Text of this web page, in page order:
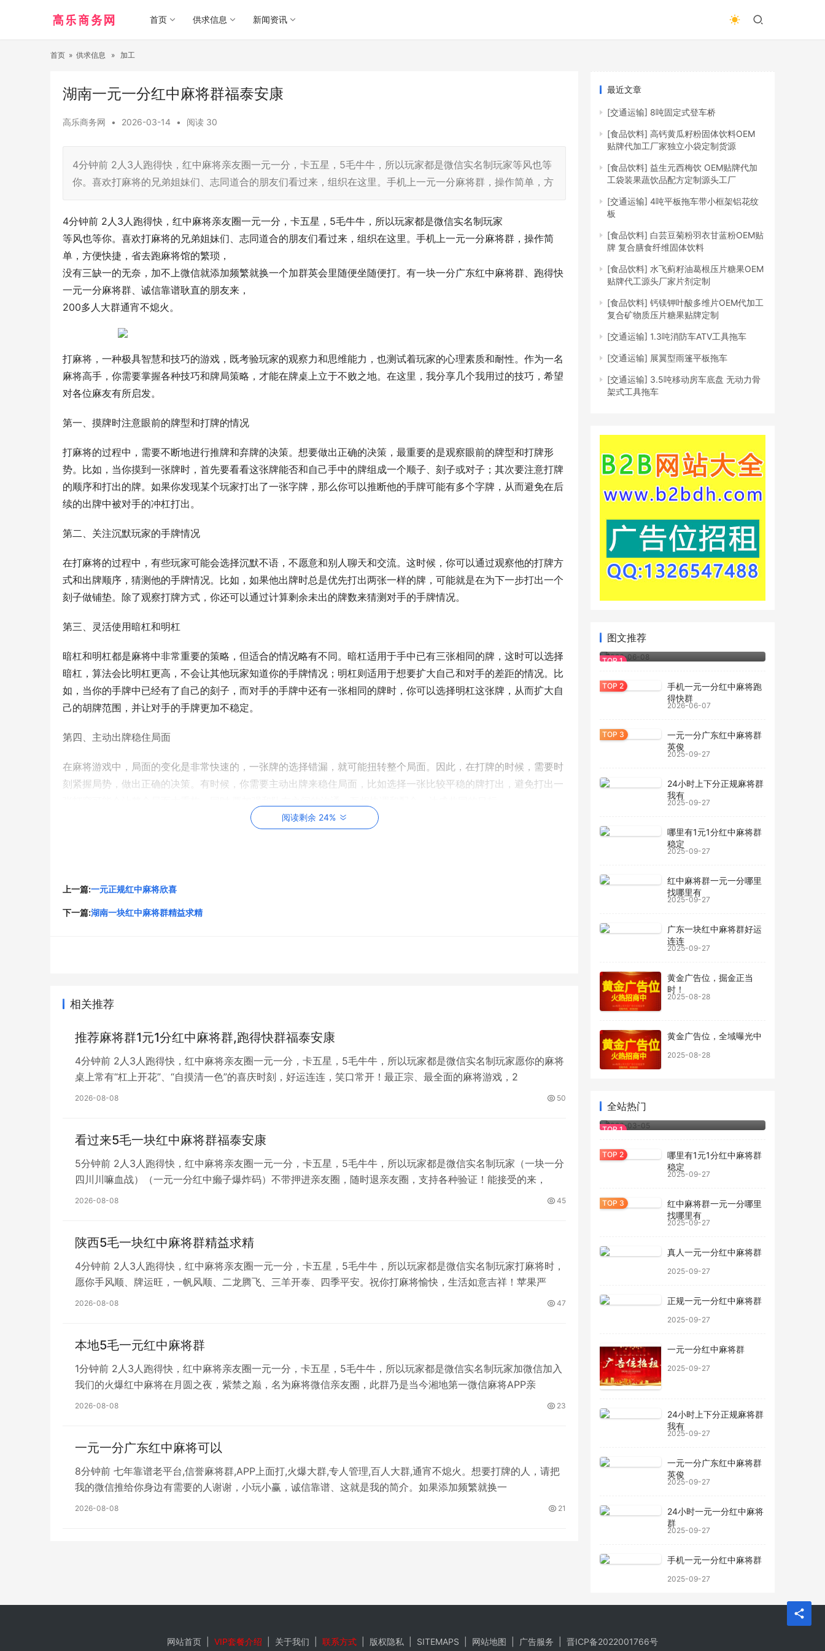
首页 供求信息 新闻资讯
首页 » 供求信息 » 加工
湖南一元一分红中麻将群福泰安康
高乐商务网 • 2026-03-14 • 阅读 30
4分钟前 2人3人跑得快，红中麻将亲友圈一元一分，卡五星，5毛牛牛，所以玩家都是微信实名制玩家等风也等
你。喜欢打麻将的兄弟姐妹们、志同道合的朋友们看过来，组织在这里。手机上一元一分麻将群，操作简单，方
4分钟前 2人3人跑得快，红中麻将亲友圈一元一分，卡五星，5毛牛牛，所以玩家都是微信实名制玩家
等风也等你。喜欢打麻将的兄弟姐妹们、志同道合的朋友们看过来，组织在这里。手机上一元一分麻将群，操作简
单，方便快捷，省去跑麻将馆的繁琐，
没有三缺一的无奈，加不上微信就添加频繁就换一个加群英会里随便坐随便打。有一块一分广东红中麻将群、跑得快
一元一分麻将群、诚信靠谱耿直的朋友来，
200多人大群通宵不熄火。
打麻将，一种极具智慧和技巧的游戏，既考验玩家的观察力和思维能力，也测试着玩家的心理素质和耐性。作为一名
麻将高手，你需要掌握各种技巧和牌局策略，才能在牌桌上立于不败之地。在这里，我分享几个我用过的技巧，希望
对各位麻友有所启发。
第一、摸牌时注意眼前的牌型和打牌的情况
打麻将的过程中，需要不断地进行推牌和弃牌的决策。想要做出正确的决策，最重要的是观察眼前的牌型和打牌形
势。比如，当你摸到一张牌时，首先要看看这张牌能否和自己手中的牌组成一个顺子、刻子或对子；其次要注意打牌
的顺序和打出的牌。如果你发现某个玩家打出了一张字牌，那么你可以推断他的手牌可能有多个字牌，从而避免在后
续的出牌中被对手的冲杠打出。
第二、关注沉默玩家的手牌情况
在打麻将的过程中，有些玩家可能会选择沉默不语，不愿意和别人聊天和交流。这时候，你可以通过观察他的打牌方
式和出牌顺序，猜测他的手牌情况。比如，如果他出牌时总是优先打出两张一样的牌，可能就是在为下一步打出一个
刻子做铺垫。除了观察打牌方式，你还可以通过计算剩余未出的牌数来猜测对手的手牌情况。
第三、灵活使用暗杠和明杠
暗杠和明杠都是麻将中非常重要的策略，但适合的情况略有不同。暗杠适用于手中已有三张相同的牌，这时可以选择
暗杠，算法会比明杠更高，不会让其他玩家知道你的手牌情况；明杠则适用于想要扩大自己和对手的差距的情况。比
如，当你的手牌中已经有了自己的刻子，而对手的手牌中还有一张相同的牌时，你可以选择明杠这张牌，从而扩大自
己的胡牌范围，并让对手的手牌更加不稳定。
第四、主动出牌稳住局面
在麻将游戏中，局面的变化是非常快速的，一张牌的选择错漏，就可能扭转整个局面。因此，在打牌的时候，需要时
刻紧握局势，做出正确的决策。有时候，你需要主动出牌来稳住局面，比如选择一张比较平稳的牌打出，避免打出一
桌环境和战术策略。
原文链接：http://www.gglsw.cn/news/7042.html
阅读剩余 24%
上一篇:一元正规红中麻将欣喜
下一篇:湖南一块红中麻将群精益求精
相关推荐
推荐麻将群1元1分红中麻将群,跑得快群福泰安康
4分钟前 2人3人跑得快，红中麻将亲友圈一元一分，卡五星，5毛牛牛，所以玩家都是微信实名制玩家愿你的麻将
桌上常有“杠上开花”、“自摸清一色”的喜庆时刻，好运连连，笑口常开！最正宗、最全面的麻将游戏，2
2026-08-08 50
看过来5毛一块红中麻将群福泰安康
5分钟前 2人3人跑得快，红中麻将亲友圈一元一分，卡五星，5毛牛牛，所以玩家都是微信实名制玩家（一块一分
四川川嘛血战）（一元一分红中癞子爆炸码）不带押进亲友圈，随时退亲友圈，支持各种验证！能接受的来，
2026-08-08 45
陕西5毛一块红中麻将群精益求精
4分钟前 2人3人跑得快，红中麻将亲友圈一元一分，卡五星，5毛牛牛，所以玩家都是微信实名制玩家打麻将时，
愿你手风顺、牌运旺，一帆风顺、二龙腾飞、三羊开泰、四季平安。祝你打麻将愉快，生活如意吉祥！苹果严
2026-08-08 47
本地5毛一元红中麻将群
1分钟前 2人3人跑得快，红中麻将亲友圈一元一分，卡五星，5毛牛牛，所以玩家都是微信实名制玩家加微信加入
我们的火爆红中麻将在月圆之夜，紫禁之巅，名为麻将微信亲友圈，此群乃是当今湘地第一微信麻将APP亲
2026-08-08 23
一元一分广东红中麻将可以
8分钟前 七年靠谱老平台,信誉麻将群,APP上面打,火爆大群,专人管理,百人大群,通宵不熄火。想要打牌的人，请把
我的微信推给你身边有需要的人谢谢，小玩小赢，诚信靠谱、这就是我的简介。如果添加频繁就换一
2026-08-08 21
最近文章
[交通运输] 8吨固定式登车桥
[食品饮料] 高钙黄瓜籽粉固体饮料OEM
贴牌代加工厂家独立小袋定制货源
[食品饮料] 益生元西梅饮 OEM贴牌代加
工袋装果蔬饮品配方定制源头工厂
[交通运输] 4吨平板拖车带小框架铝花纹
板
[食品饮料] 白芸豆菊粉羽衣甘蓝粉OEM贴
牌 复合膳食纤维固体饮料
[食品饮料] 水飞蓟籽油葛根压片糖果OEM
贴牌代工源头厂家片剂定制
[食品饮料] 钙镁钾叶酸多维片OEM代加工
复合矿物质压片糖果贴牌定制
[交通运输] 1.3吨消防车ATV工具拖车
[交通运输] 展翼型雨篷平板拖车
[交通运输] 3.5吨移动房车底盘 无动力骨
架式工具拖车
图文推荐
2026玩家经验：一元一分红中麻将怎么
玩.bilibili
2026-06-08
手机一元一分红中麻将跑
得快群
2026-06-07
一元一分广东红中麻将群
英俊
2025-09-27
24小时上下分正规麻将群
我有
2025-09-27
哪里有1元1分红中麻将群
稳定
2025-09-27
红中麻将群一元一分哪里
找哪里有
2025-09-27
广东一块红中麻将群好运
连连
2025-09-27
黄金广告位，掘金正当
时！
2025-08-28
黄金广告位，全域曝光中
2025-08-28
全站热门
家居灯具干燥剂 吊灯壁灯室内照明设备
2026-03-05
哪里有1元1分红中麻将群
稳定
2025-09-27
红中麻将群一元一分哪里
找哪里有
2025-09-27
真人一元一分红中麻将群
2025-09-27
正规一元一分红中麻将群
2025-09-27
一元一分红中麻将群
2025-09-27
24小时上下分正规麻将群
我有
2025-09-27
一元一分广东红中麻将群
英俊
2025-09-27
24小时一元一分红中麻将
群
2025-09-27
手机一元一分红中麻将群
2025-09-27
网站首页 VIP套餐介绍 关于我们 联系方式 版权隐私 SITEMAPS 网站地图 广告服务 晋ICP备2022001766号